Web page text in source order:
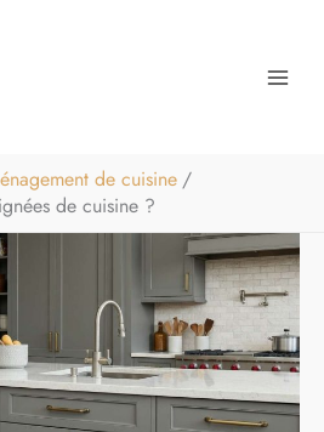
de cuisine
de cuisine ?